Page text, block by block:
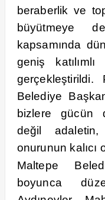
beraberlik ve
büyütmeye
kapsamında
geniş
gerçekleştirildi.
Belediye
bizlere gücün
değil adaletin,
onurunun kalıcı
Maltepe
boyunca